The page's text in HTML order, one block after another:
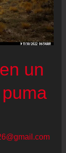
un